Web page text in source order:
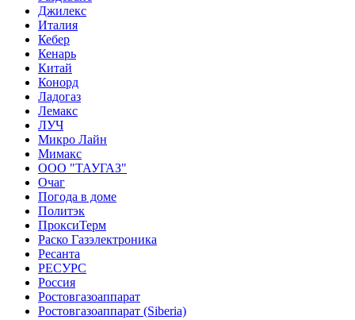
Джилекс
Италия
Кебер
Кенарь
Китай
Конорд
Ладогаз
Лемакс
ЛУЧ
Микро Лайн
Мимакс
ООО "ТАУГАЗ"
Очаг
Погода в доме
Политэк
ПроксиТерм
Раско Газэлектроника
Ресанта
РЕСУРС
Россия
Ростовгазоаппарат
Ростовгазоаппарат (Siberia)